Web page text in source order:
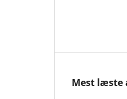
Mest læste